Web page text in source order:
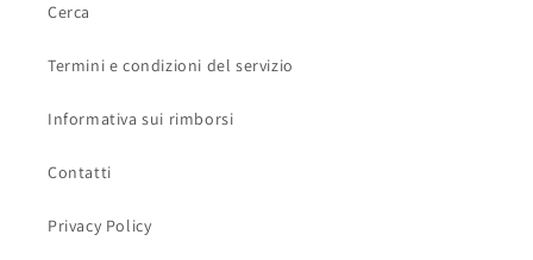
Cerca
Termini e condizioni del servizio
Informativa sui rimborsi
Contatti
Privacy Policy